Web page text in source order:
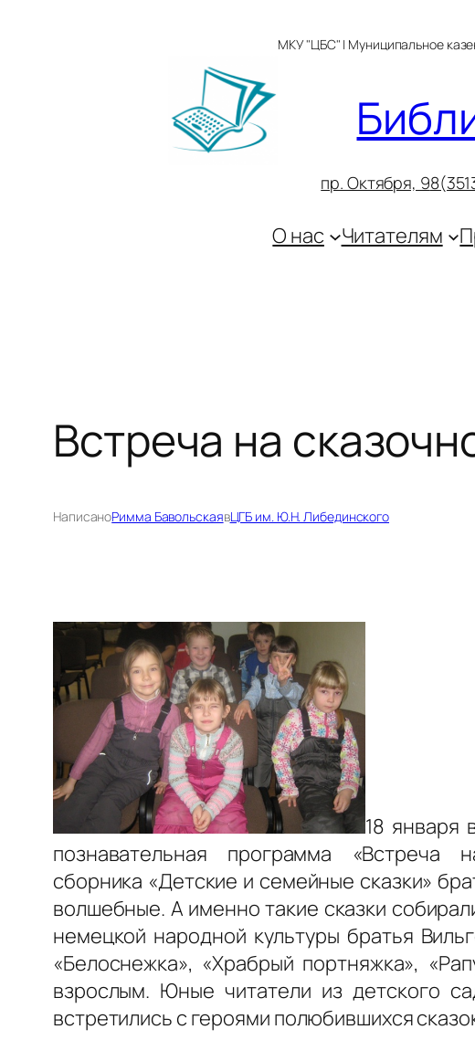
МКУ "ЦБС" | Муниципальное
пр. Октября, 9
О нас Читателям
Встреча на
НаписаноРимма БавольскаявЦГБ им. Ю.Н. Либединского
18 января
познавательная программа
сборника «Детские и семейные сказки»
волшебные. А именно такие сказки
немецкой народной культуры братья
«Белоснежка», «Храбрый портняжка»,
взрослым. Юные читатели из детского
встретились с героями полюбившихся